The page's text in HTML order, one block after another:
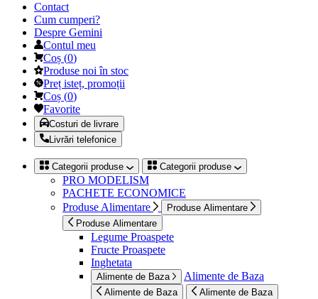
Contact
Cum cumperi?
Despre Gemini
Contul meu
Coș (0)
Produse noi în stoc
Preț isteț, promoții
Coș (0)
Favorite
Costuri de livrare
Livrări telefonice
Categorii produse Categorii produse
PRO MODELISM
PACHETE ECONOMICE
Produse Alimentare
Produse Alimentare
Produse Alimentare
Legume Proaspete
Fructe Proaspete
Inghetata
Alimente de Baza Alimente de Baza
Alimente de Baza Alimente de Baza